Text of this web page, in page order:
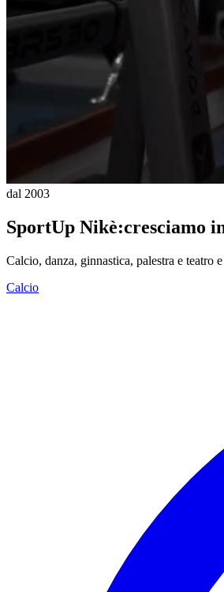
dal 2003
SportUp Nikè:cresciamo
Calcio, danza, ginnastica, palestra e teatro
Calcio